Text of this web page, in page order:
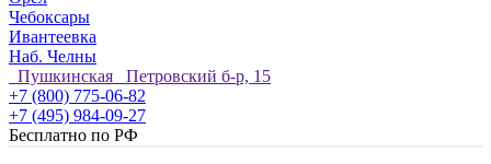
Чебоксары
Ивантеевка
Наб. Челны
Пушкинская Петровский б-р, 15
+7 (800) 775-06-82
+7 (495) 984-09-27
Бесплатно по РФ